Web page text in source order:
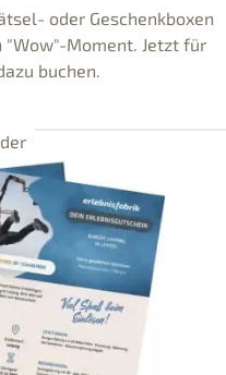
oder Geschenkboxen
"Wow"-Moment. Jetzt für
buchen.